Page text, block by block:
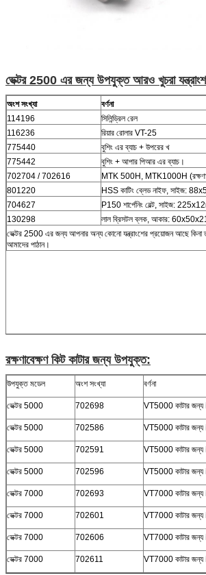
ভেক্টর 2500 এর জন্য উপযুক্ত আরও খুচরা যন্ত্রাংশ
অংশ সংখ্যা
বর্ণনা
114196
সিলিন্ড্রিল রেল
116236
রিয়ার রোলার VT-25
775440
বুশিং এর ব্যাচ + উপরের খ
775442
বুশিং + আপার পিআর এর ব্যাচ।
702704 / 702616
MTK 500H, MTK1000H
801220
HSS কাটিং ব্লেড নাইফ, সাইজ:
704627
P150 শার্পেনিং বেল্ট, সাইজ:
130298
লাল ব্রিসটল ব্লক, আকার:
ভেক্টর 2500 এর জন্য আপনার অন্য কোনো যন্ত্রাংশের প্রয়োজন আছে কিনা
আমাদের পাঠান।
রক্ষণাবেক্ষণ কিট কাটার জন্য উপযুক্ত:
উপযুক্ত মডেল অংশ সংখ্যা বর্ণনা
ভেক্টর 5000 702698 VT5000 কাটার
ভেক্টর 5000 702586 VT5000 কাটার
ভেক্টর 5000 702591 VT5000 কাটার
ভেক্টর 5000 702596 VT5000 কাটার
ভেক্টর 7000 702693 VT7000 কাটার
ভেক্টর 7000 702601 VT7000 কাটার
ভেক্টর 7000 702606 VT7000 কাটার
ভেক্টর 7000 702611 VT7000 কাটার